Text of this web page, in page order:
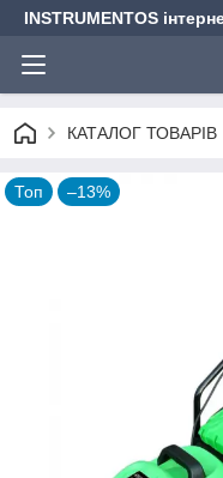
INSTRUMENTOS
КАТАЛОГ ТОВАРІВ
Топ –13%